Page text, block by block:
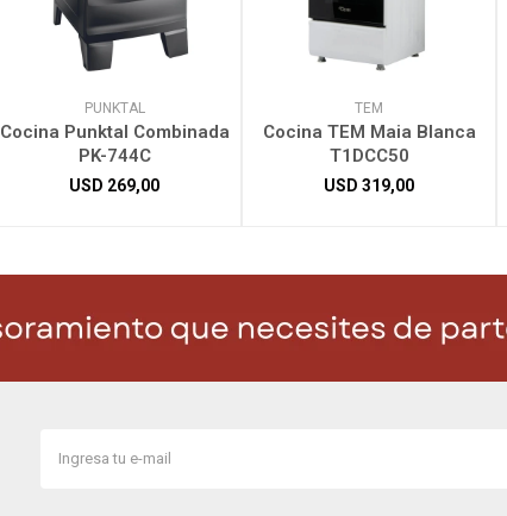
PUNKTAL
Cocina Punktal Combinada
PK-744C
USD 269,00
TEM
Cocina TEM Maia Blanca
T1DCC50
USD 319,00